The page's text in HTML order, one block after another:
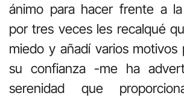
ánimo para hacer frente a
por tres veces les recalqué
miedo y añadí varios motivos
su confianza -me ha
serenidad que